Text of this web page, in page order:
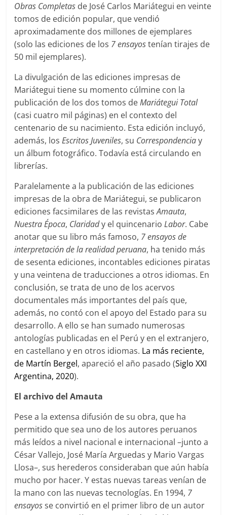
Obras Completas de José Carlos Mariátegui en veinte
tomos de edición popular, que vendió
aproximadamente dos millones de ejemplares
(solo las ediciones de los 7 ensayostenían tirajes de
50 mil ejemplares).
La divulgación de las ediciones impresas de
Mariátegui tiene su momento cúlmine con la
publicación de los dos tomos deMariátegui Total
(casi cuatro mil páginas) en el contexto del
centenario de su nacimiento. Esta edición incluyó,
además, losEscritos Juveniles, su Correspondenciay
un álbum fotográfico. Todavía está circulando en
librerías.
Paralelamente a la publicación de las ediciones
impresas de la obra de Mariátegui, se publicaron
ediciones facsimilares de las revistasAmauta,
Nuestra Época, Claridady el quincenarioLabor. Cabe
anotar que su libro más famoso, 7 ensayos de
interpretación de la realidad peruana, ha tenido más
de sesenta ediciones, incontables ediciones piratas
y una veintena de traducciones a otros idiomas. En
conclusión, se trata de uno de los acervos
documentales más importantes del país que,
además, no contó con el apoyo del Estado para su
desarrollo. A ello se han sumado numerosas
antologías publicadas en el Perú y en el extranjero,
en castellano y en otros idiomas. La más reciente,
de Martín Bergel, apareció el año pasado (Siglo XXI
Argentina, 2020).
El archivo del Amauta
Pese a la extensa difusión de su obra, que ha
permitido que sea uno de los autores peruanos
más leídos a nivel nacional e internacional –junto a
César Vallejo, José María Arguedas y Mario Vargas
Llosa–, sus herederos consideraban que aún había
mucho por hacer. Y estas nuevas tareas venían de
la mano con las nuevas tecnologías. En 1994, 7
ensayosse convirtió en el primer libro de un autor